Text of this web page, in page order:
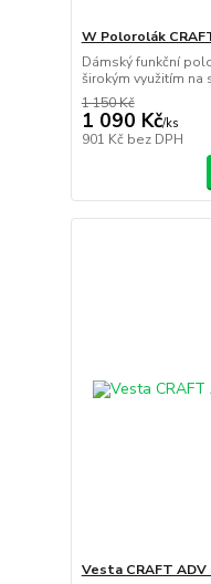
W Polorolák
Dámský funkční
širokým využitím na
1 150 Kč
1 090 Kč/ks
901 Kč bez DPH
Vesta CRAFT